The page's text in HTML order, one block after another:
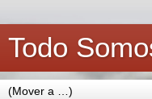
Todo